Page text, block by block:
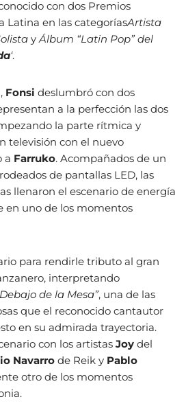
con dos Premios
Latina en las categoríasArtista
yÁlbum “Latin Pop” del
‘.
Fonsi deslumbró con dos
a la perfección las dos
la parte rítmica y
televisión con el nuevo
a Farruko. Acompañados de un
de pantallas LED, las
llenaron el escenario de energía
en uno de los momentos
para rendirle tributo al gran
interpretando
de la Mesa”, una de las
que el reconocido cantautor
en su admirada trayectoria.
con los artistas Joy del
Navarro de Reik y Pablo
otro de los momentos